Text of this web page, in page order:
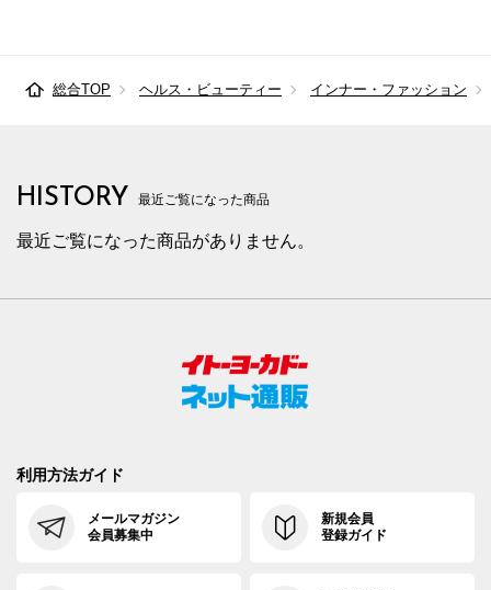
総合TOP ヘルス・ビューティー インナー・ファッション
HISTORY 最近ご覧になった商品
最近ご覧になった商品がありません。
利用方法ガイド
メールマガジン
会員募集中
新規会員
登録ガイド